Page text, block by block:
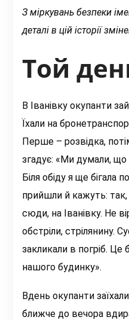
З міркувань безпеки
деталі в цій історії
Той
В Іванівку окупанти
Їхали на
Перше – розвідка,
згадує: «Ми думали,
Біля обіду я ще бігала
прийшли й кажуть: так,
сюди, на Іванівку. Не
обстріли, стрілянину.
закликали в погріб. Це
нашого будинку».
Вдень окупанти
ближче до вечора